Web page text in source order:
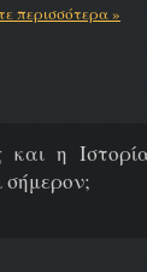
περισσότερα »
και η
σήμερον;